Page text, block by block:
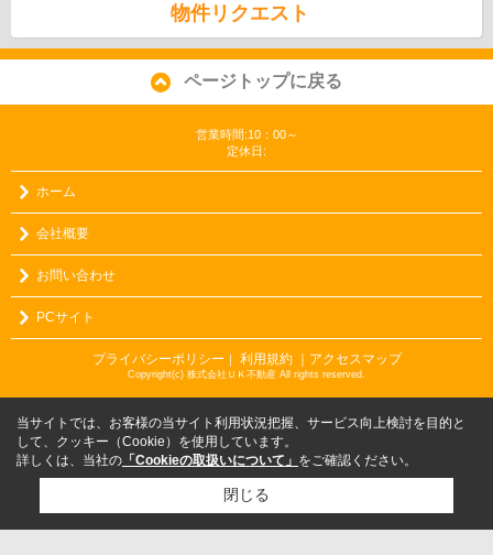
物件リクエスト
ページトップに戻る
営業時間:10：00～
定休日:
ホーム
会社概要
お問い合わせ
PCサイト
プライバシーポリシー ｜ 利用規約 ｜アクセスマップ
Copyright(c) 株式会社ＵＫ不動産 All rights reserved.
当サイトでは、お客様の当サイト利用状況把握、サービス向上検討を目的と
して、クッキー（Cookie）を使用しています。
詳しくは、当社の 「Cookieの取扱いについて」 をご確認ください。
閉じる